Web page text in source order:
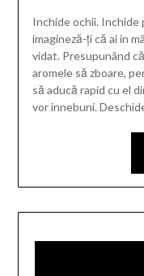
Inchide ochii. Inchide
imagineză-ți că ai in
vidat. Presupunând
aromele să zboare,
să aducă rapid cu el
vor innebuni.